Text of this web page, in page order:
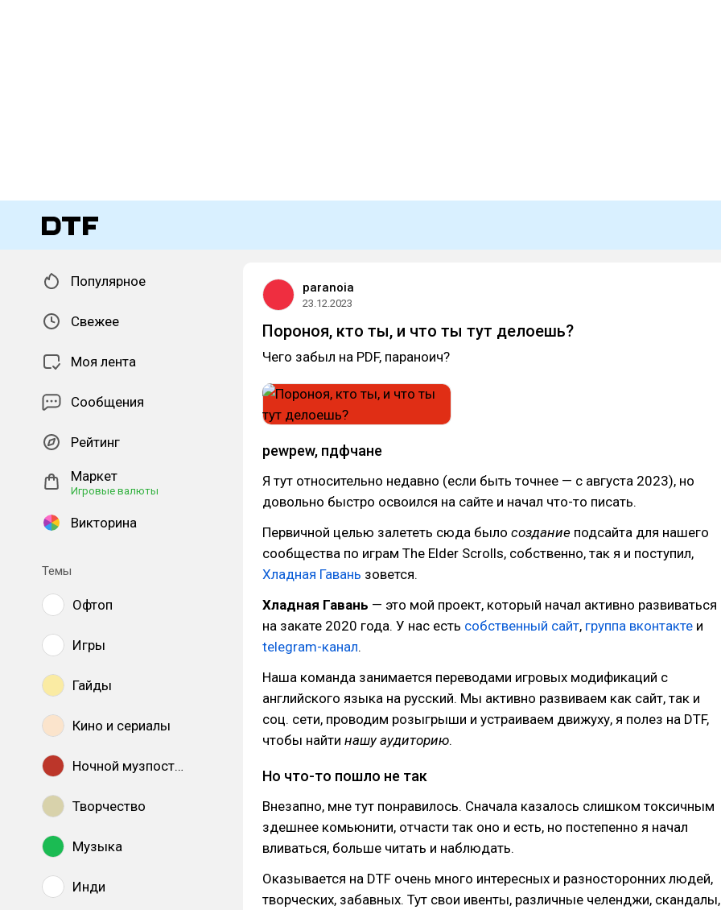
Популярное
Свежее
Моя лента
Сообщения
Рейтинг
Маркет
Игровые валюты
Викторина
Темы
Офтоп
Игры
Гайды
Кино и сериалы
Ночной музпостинг
Творчество
Музыка
Инди
paranoia
23.12.2023
Пороноя, кто ты, и что ты тут делоешь?
Чего забыл на PDF, параноич?
pewpew, пдфчане
Я тут относительно недавно (если быть точнее — с августа 2023), но
довольно быстро освоился на сайте и начал что-то писать.
Первичной целью залететь сюда было создание подсайта для нашего
сообщества по играм The Elder Scrolls, собственно, так я и поступил,
Хладная Гавань зовется.
Хладная Гавань — это мой проект, который начал активно развиваться
на закате 2020 года. У нас есть собственный сайт, группа вконтакте и
telegram-канал.
Наша команда занимается переводами игровых модификаций с
английского языка на русский. Мы активно развиваем как сайт, так и
соц. сети, проводим розыгрыши и устраиваем движуху, я полез на DTF,
чтобы найти нашу аудиторию.
Но что-то пошло не так
Внезапно, мне тут понравилось. Сначала казалось слишком токсичным
здешнее комьюнити, отчасти так оно и есть, но постепенно я начал
вливаться, больше читать и наблюдать.
Оказывается на DTF очень много интересных и разносторонних людей,
творческих, забавных. Тут свои ивенты, различные челенджи, скандалы,